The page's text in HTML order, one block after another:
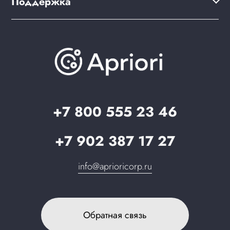
+7 800 555 23 46
+7 902 387 17 27
info@aprioricorp.ru
Обратная связь
Brander: подбор названия сайта
Скидки и бонусы
О компании
Документация
Вопрос-ответ
Запрос в поддержку